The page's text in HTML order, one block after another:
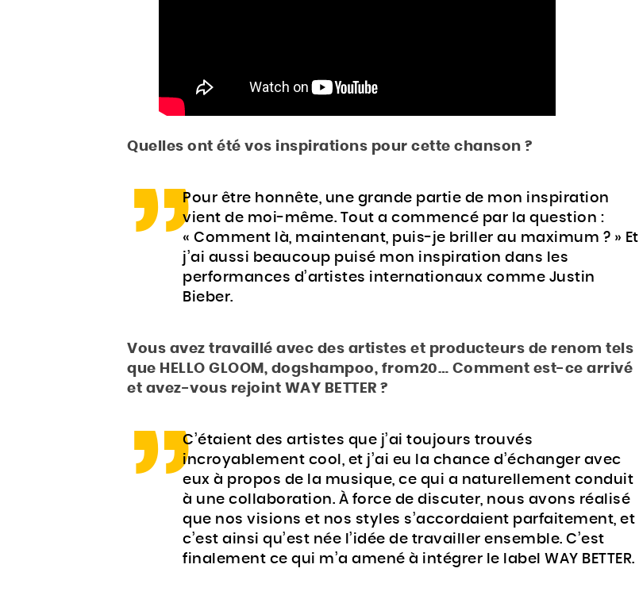
Quelles ont été vos inspirations pour cette chanson ?
Pour être honnête, une grande partie de mon inspiration
vient de moi-même. Tout a commencé par la question :
« Comment là, maintenant, puis-je briller au maximum ? » Et
j’ai aussi beaucoup puisé mon inspiration dans les
performances d’artistes internationaux comme Justin
Bieber.
Vous avez travaillé avec des artistes et producteurs de renom tels
que HELLO GLOOM, dogshampoo, from20… Comment est-ce arrivé
et avez-vous rejoint WAY BETTER ?
C’étaient des artistes que j’ai toujours trouvés
incroyablement cool, et j’ai eu la chance d’échanger avec
eux à propos de la musique, ce qui a naturellement conduit
à une collaboration. À force de discuter, nous avons réalisé
que nos visions et nos styles s’accordaient parfaitement, et
c’est ainsi qu’est née l’idée de travailler ensemble. C’est
finalement ce qui m’a amené à intégrer le label WAY BETTER.